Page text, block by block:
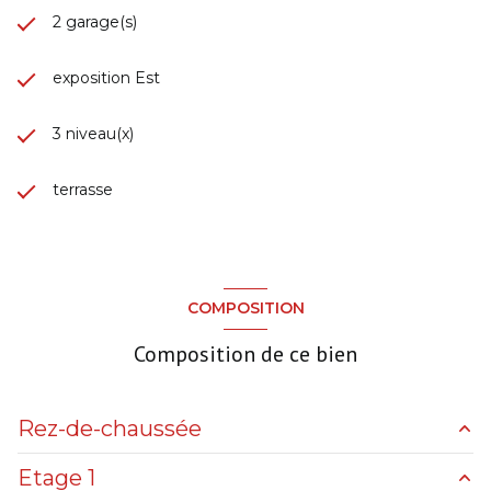
2 garage(s)
exposition Est
3 niveau(x)
terrasse
COMPOSITION
Composition de ce bien
Rez-de-chaussée
Etage 1